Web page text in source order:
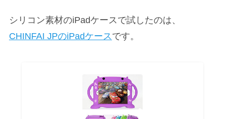
シリコン素材のiPadケースで試したのは、
CHINFAI JPのiPadケースです。